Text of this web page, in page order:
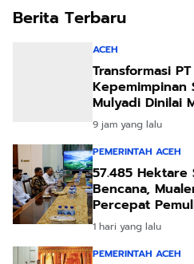
Berita Terbaru
ACEH
Transformasi
Kepemimpinan
Mulyadi Dinilai
9 jam yang lalu
PEMERINTAH ACEH
57.485 Hektare
Bencana,
Percepat
1 hari yang lalu
PEMERINTAH ACEH